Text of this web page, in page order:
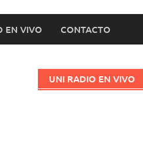
EN VIVO CONTACTO
UNI RADIO EN VIVO